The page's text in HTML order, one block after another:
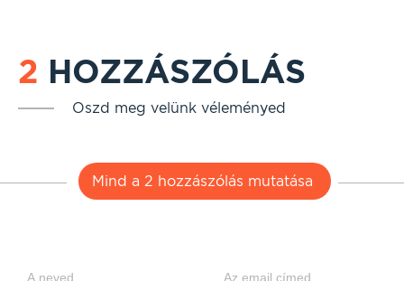
2 HOZZÁSZÓLÁS
Oszd meg velünk véleményed
Mind a 2 hozzászólás mutatása